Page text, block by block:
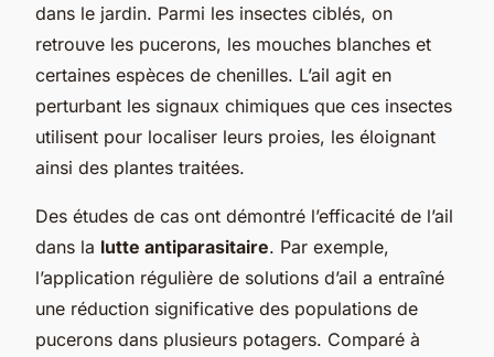
dans le jardin. Parmi les insectes ciblés, on
retrouve les pucerons, les mouches blanches et
certaines espèces de chenilles. L’ail agit en
perturbant les signaux chimiques que ces insectes
utilisent pour localiser leurs proies, les éloignant
ainsi des plantes traitées.
Des études de cas ont démontré l’efficacité de l’ail
dans la lutte antiparasitaire. Par exemple,
l’application régulière de solutions d’ail a entraîné
une réduction significative des populations de
pucerons dans plusieurs potagers. Comparé à